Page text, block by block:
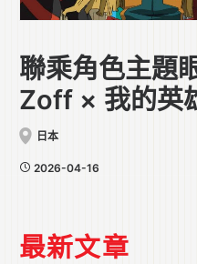
聯乘角色主題
Zoff × 我的英
日本
2026-04-16
最新文章